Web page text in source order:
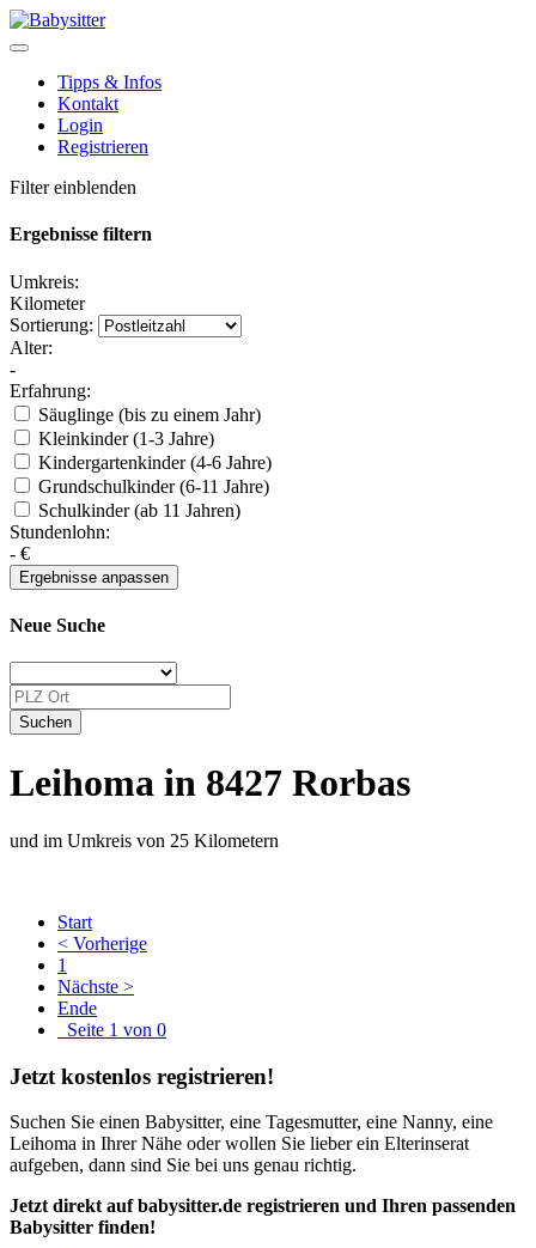
Tipps & Infos
Kontakt
Login
Registrieren
Filter einblenden
Ergebnisse filtern
Umkreis:
Kilometer
Sortierung:
Alter:
-
Erfahrung:
Säuglinge (bis zu einem Jahr)
Kleinkinder (1-3 Jahre)
Kindergartenkinder (4-6 Jahre)
Grundschulkinder (6-11 Jahre)
Schulkinder (ab 11 Jahren)
Stundenlohn:
- €
Neue Suche
Leihoma in 8427 Rorbas
und im Umkreis von 25 Kilometern
Start
< Vorherige
1
Nächste >
Ende
Seite 1 von 0
Jetzt kostenlos registrieren!
Suchen Sie einen Babysitter, eine Tagesmutter, eine Nanny, eine
Leihoma in Ihrer Nähe oder wollen Sie lieber ein Elterinserat
aufgeben, dann sind Sie bei uns genau richtig.
Jetzt direkt auf babysitter.de registrieren und Ihren passenden
Babysitter finden!